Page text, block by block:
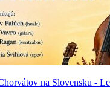
na Slovensku -